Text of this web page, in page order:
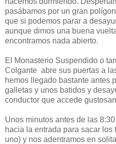
pasábamos por un gran
que si podemos parar a
aunque dimos una buena
encontramos nada abierto.
El Monasterio Suspendido o
Colgante abre sus puertas a
hemos llegado bastante antes
galletas y unos batidos y
conductor que accede
Unos minutos antes de las
hacia la entrada para sacar los
uno) y nos adentramos en